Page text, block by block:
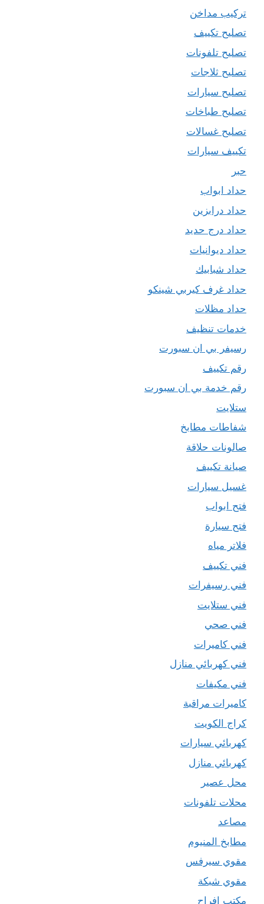
تركيب مداخن
تصليح تكييف
تصليح تلفونات
تصليح ثلاجات
تصليح سيارات
تصليح طباخات
تصليح غسالات
تكييف سيارات
حبر
حداد ابواب
حداد درابزين
حداد درج حديد
حداد ديوانيات
حداد شبابيك
حداد غرف كيربي شينكو
حداد مظلات
خدمات تنظيف
رسيفر بي ان سبورت
رقم تكييف
رقم خدمة بي ان سبورت
ستلايت
شفاطات مطابخ
صالونات حلاقة
صيانة تكييف
غسيل سيارات
فتح ابواب
فتح سيارة
فلاتر مياه
فني تكييف
فني رسيفرات
فني ستلايت
فني صحي
فني كاميرات
فني كهربائي منازل
فني مكيفات
كاميرات مراقبة
كراج الكويت
كهربائي سيارات
كهربائي منازل
محل عصير
محلات تلفونات
مصاعد
مطابخ المنيوم
مقوي سيرفس
مقوي شبكة
مكتب افراح